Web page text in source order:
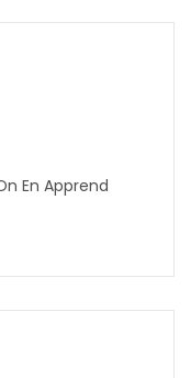
En Apprend